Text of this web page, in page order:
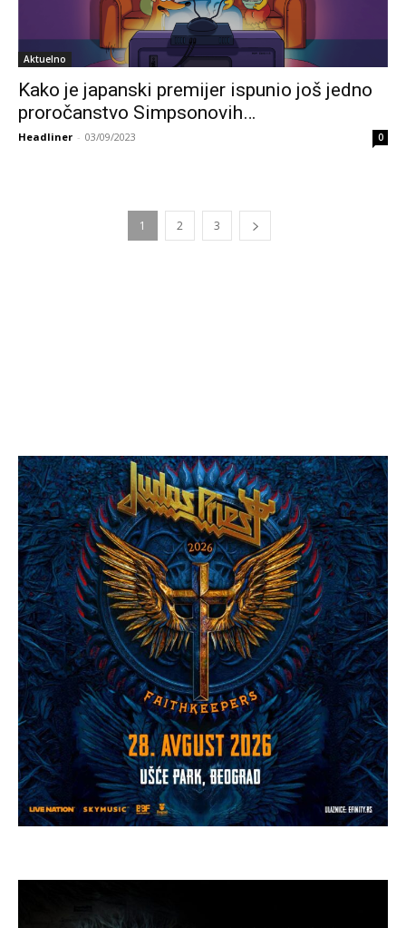
Aktuelno
Kako je japanski premijer ispunio još jedno
proročanstvo Simpsonovih…
Headliner - 03/09/2023 0
1 2 3